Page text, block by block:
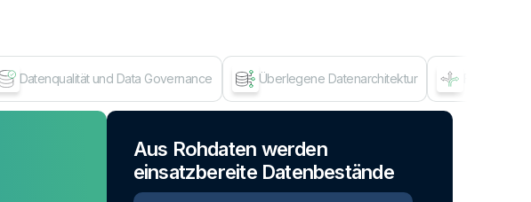
Datenqualität und Data Governance Überlegene Datenarchitektur
Aus Rohdaten werden
einsatzbereite Datenbestände